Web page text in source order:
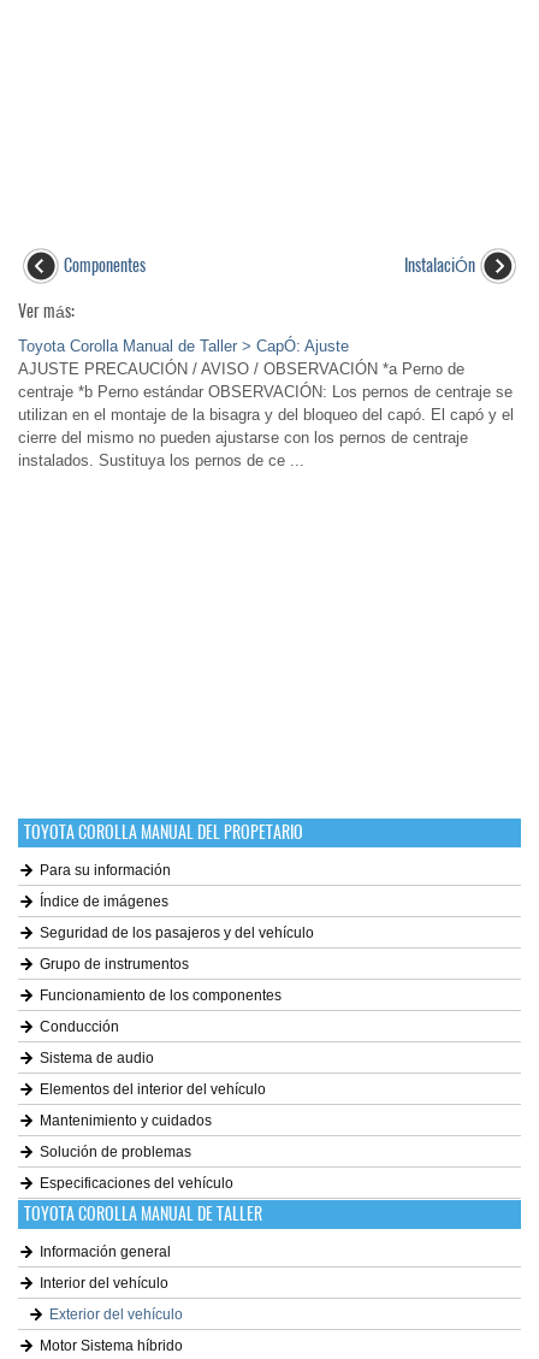
Componentes
InstalaciÓn
Ver más:
Toyota Corolla Manual de Taller > CapÓ: Ajuste
AJUSTE PRECAUCIÓN / AVISO / OBSERVACIÓN *a Perno de
centraje *b Perno estándar OBSERVACIÓN: Los pernos de centraje se
utilizan en el montaje de la bisagra y del bloqueo del capó. El capó y el
cierre del mismo no pueden ajustarse con los pernos de centraje
instalados. Sustituya los pernos de ce ...
TOYOTA COROLLA MANUAL DEL PROPETARIO
Para su información
Índice de imágenes
Seguridad de los pasajeros y del vehículo
Grupo de instrumentos
Funcionamiento de los componentes
Conducción
Sistema de audio
Elementos del interior del vehículo
Mantenimiento y cuidados
Solución de problemas
Especificaciones del vehículo
TOYOTA COROLLA MANUAL DE TALLER
Información general
Interior del vehículo
Exterior del vehículo
Motor Sistema híbrido